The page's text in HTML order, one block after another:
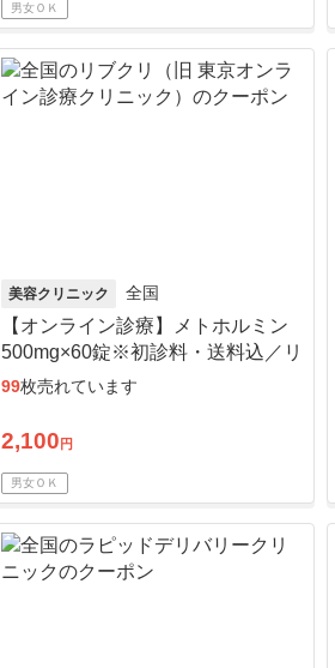
男女ＯＫ
美容クリニック 全国
【オンライン診療】メトホルミン
500mg×60錠※初診料・送料込／リ
ピート可
99枚売れています
2,100 円
男女ＯＫ